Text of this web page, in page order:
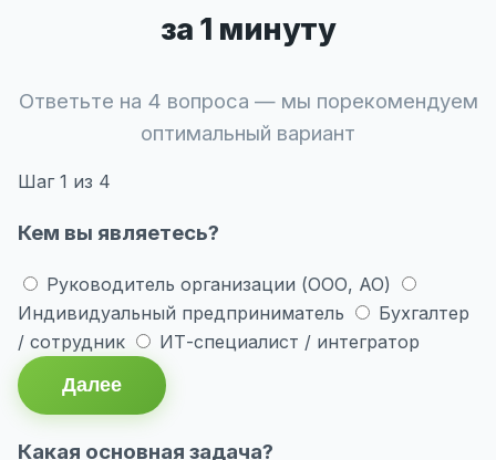
за 1 минуту
Ответьте на 4 вопроса — мы порекомендуем
оптимальный вариант
Шаг 1 из 4
Кем вы являетесь?
Руководитель организации (ООО, АО)
Индивидуальный предприниматель
Бухгалтер
/ сотрудник
ИТ-специалист / интегратор
Далее
Какая основная задача?